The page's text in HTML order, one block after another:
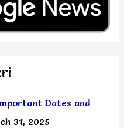
Dates and
31, 2025